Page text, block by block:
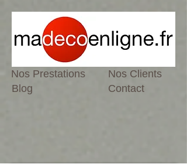
Blog
Nos Prestations
Contact
Nos Clients